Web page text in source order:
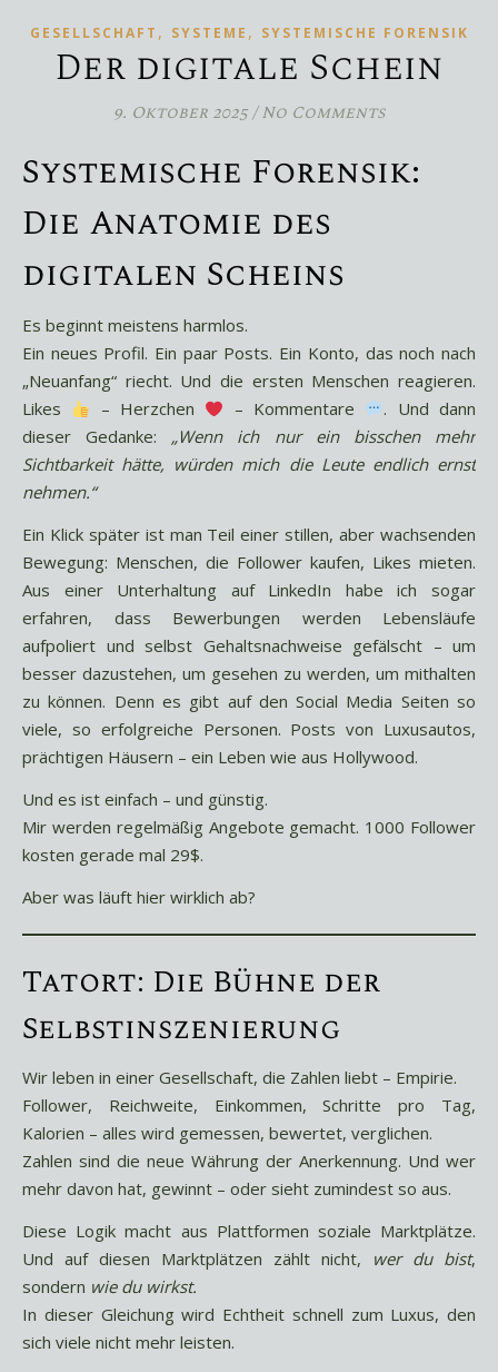
GESELLSCHAFT , SYSTEME , SYSTEMISCHE FORENSIK
Der digitale Schein
9. Oktober 2025/ No Comments
Systemische Forensik:
Die Anatomie des
digitalen Scheins
Es beginnt meistens harmlos.
Ein neues Profil. Ein paar Posts. Ein Konto, das noch nach
„Neuanfang“ riecht. Und die ersten Menschen reagieren.
Likes
– Herzchen – Kommentare
. Und dann
dieser Gedanke: „Wenn ich nur ein bisschen mehr
Sichtbarkeit hätte, würden mich die Leute endlich ernst
nehmen.“
Ein Klick später ist man Teil einer stillen, aber wachsenden
Bewegung: Menschen, die Follower kaufen, Likes mieten.
Aus einer Unterhaltung auf LinkedIn habe ich sogar
erfahren, dass Bewerbungen werden Lebensläufe
aufpoliert und selbst Gehaltsnachweise gefälscht – um
besser dazustehen, um gesehen zu werden, um mithalten
zu können. Denn es gibt auf den Social Media Seiten so
viele, so erfolgreiche Personen. Posts von Luxusautos,
prächtigen Häusern – ein Leben wie aus Hollywood.
Und es ist einfach – und günstig.
Mir werden regelmäßig Angebote gemacht. 1000 Follower
kosten gerade mal 29$.
Aber was läuft hier wirklich ab?
Tatort: Die Bühne der
Selbstinszenierung
Wir leben in einer Gesellschaft, die Zahlen liebt – Empirie.
Follower, Reichweite, Einkommen, Schritte pro Tag,
Kalorien – alles wird gemessen, bewertet, verglichen.
Zahlen sind die neue Währung der Anerkennung. Und wer
mehr davon hat, gewinnt – oder sieht zumindest so aus.
Diese Logik macht aus Plattformen soziale Marktplätze.
Und auf diesen Marktplätzen zählt nicht, wer du bist,
sondern wie du wirkst.
In dieser Gleichung wird Echtheit schnell zum Luxus, den
sich viele nicht mehr leisten.